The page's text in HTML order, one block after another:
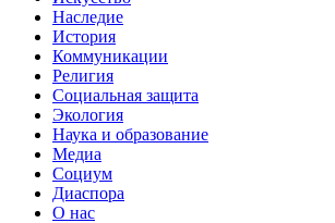
Наследие
История
Коммуникации
Религия
Социальная защита
Экология
Наука и образование
Медиа
Социум
Диаспора
О нас